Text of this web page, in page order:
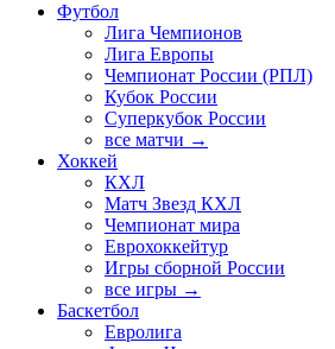
Футбол
Лига Чемпионов
Лига Европы
Чемпионат России (РПЛ)
Кубок России
Суперкубок России
все матчи →
Хоккей
КХЛ
Матч Звезд КХЛ
Чемпионат мира
Еврохоккейтур
Игры сборной России
все игры →
Баскетбол
Евролига